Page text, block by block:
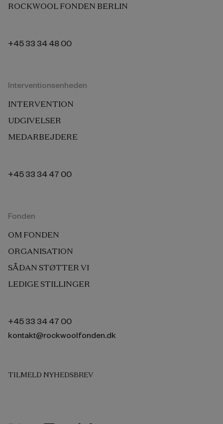
ROCKWOOL FONDEN BERLIN
+45 33 34 48 00
Interventionsenheden
INTERVENTION
UDGIVELSER
MEDARBEJDERE
+45 33 34 47 00
Fonden
OM FONDEN
ORGANISATION
SÅDAN STØTTER VI
LEDIGE STILLINGER
+45 33 34 47 00
kontakt@rockwoolfonden.dk
TILMELD NYHEDSBREV